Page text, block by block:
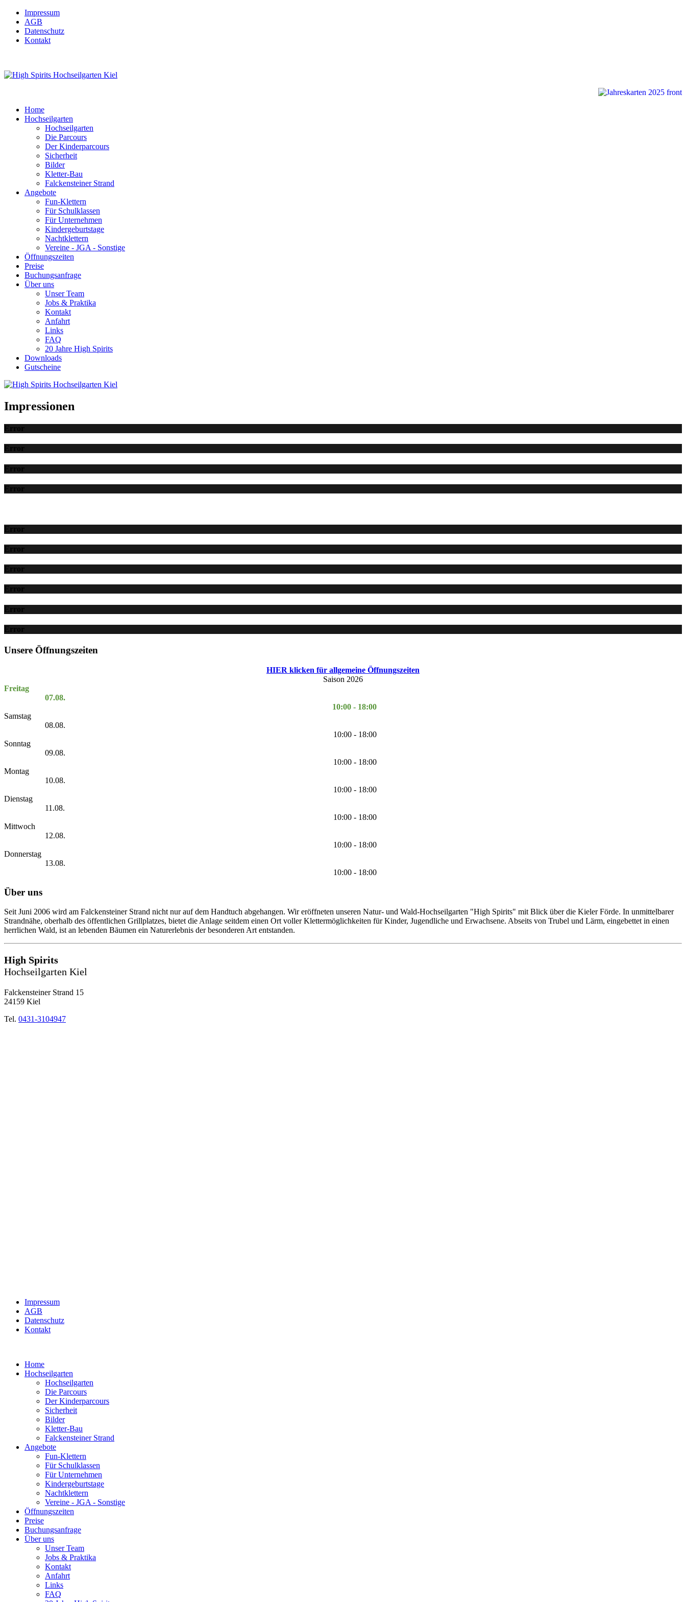
Impressum
AGB
Datenschutz
Kontakt
Home
Hochseilgarten
Hochseilgarten
Die Parcours
Der Kinderparcours
Sicherheit
Bilder
Kletter-Bau
Falckensteiner Strand
Angebote
Fun-Klettern
Für Schulklassen
Für Unternehmen
Kindergeburtstage
Nachtklettern
Vereine - JGA - Sonstige
Öffnungszeiten
Preise
Buchungsanfrage
Über uns
Unser Team
Jobs & Praktika
Kontakt
Anfahrt
Links
FAQ
20 Jahre High Spirits
Downloads
Gutscheine
Impressionen
Error
Error
Error
Error
Error
Error
Error
Error
Error
Error
Unsere Öffnungszeiten
HIER klicken für allgemeine Öffnungszeiten
Saison 2026
Freitag
07.08.
10:00 - 18:00
Samstag
08.08.
10:00 - 18:00
Sonntag
09.08.
10:00 - 18:00
Montag
10.08.
10:00 - 18:00
Dienstag
11.08.
10:00 - 18:00
Mittwoch
12.08.
10:00 - 18:00
Donnerstag
13.08.
10:00 - 18:00
Über uns
Seit Juni 2006 wird am Falckensteiner Strand nicht nur auf dem Handtuch abgehangen. Wir eröffneten unseren Natur- und Wald-Hochseilgarten "High Spirits" mit Blick über die Kieler Förde. In unmittelbarer
Strandnähe, oberhalb des öffentlichen Grillplatzes, bietet die Anlage seitdem einen Ort voller Klettermöglichkeiten für Kinder, Jugendliche und Erwachsene. Abseits von Trubel und Lärm, eingebettet in einen
herrlichen Wald, ist an lebenden Bäumen ein Naturerlebnis der besonderen Art entstanden.
High Spirits
Hochseilgarten Kiel
Falckensteiner Strand 15
24159 Kiel
Tel. 0431-3104947
Impressum
AGB
Datenschutz
Kontakt
Home
Hochseilgarten
Hochseilgarten
Die Parcours
Der Kinderparcours
Sicherheit
Bilder
Kletter-Bau
Falckensteiner Strand
Angebote
Fun-Klettern
Für Schulklassen
Für Unternehmen
Kindergeburtstage
Nachtklettern
Vereine - JGA - Sonstige
Öffnungszeiten
Preise
Buchungsanfrage
Über uns
Unser Team
Jobs & Praktika
Kontakt
Anfahrt
Links
FAQ